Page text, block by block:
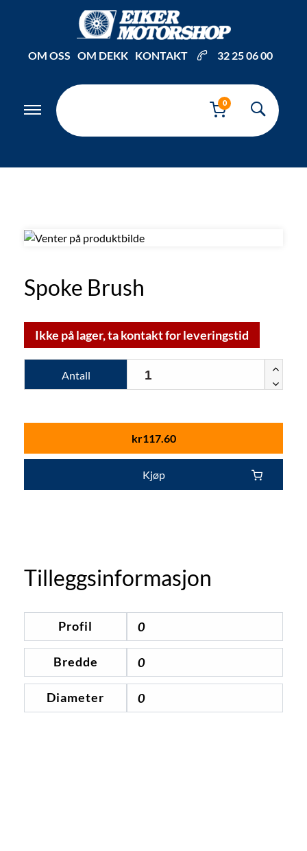
OM OSS OM DEKK KONTAKT 32 25 06 00
0
Spoke Brush
Ikke på lager, ta kontakt for leveringstid
Antall
kr117.60
Kjøp
Tilleggsinformasjon
Profil 0
Bredde 0
Diameter 0